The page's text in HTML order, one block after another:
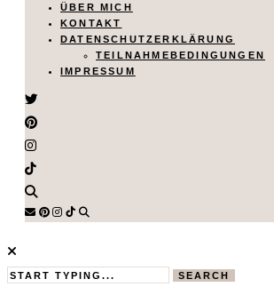
ÜBER MICH
KONTAKT
DATENSCHUTZERKLÄRUNG
TEILNAHMEBEDINGUNGEN
IMPRESSUM
SEARCH